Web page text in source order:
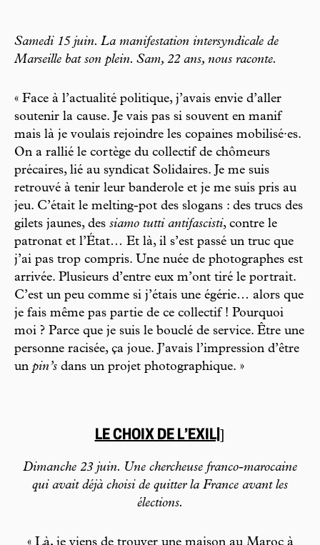
Samedi 15 juin. La manifestation intersyndicale de
Marseille bat son plein. Sam, 22 ans, nous raconte.
« Face à l’actualité politique, j’avais envie d’aller
soutenir la cause. Je vais pas si souvent en manif
mais là je voulais rejoindre les copaines mobilisé·es.
On a rallié le cortège du collectif de chômeurs
précaires, lié au syndicat Solidaires. Je me suis
retrouvé à tenir leur banderole et je me suis pris au
jeu. C’était le melting-pot des slogans : des trucs des
gilets jaunes, des siamo tutti antifascisti, contre le
patronat et l’État… Et là, il s’est passé un truc que
j’ai pas trop compris. Une nuée de photographes est
arrivée. Plusieurs d’entre eux m’ont tiré le portrait.
C’est un peu comme si j’étais une égérie… alors que
je fais même pas partie de ce collectif ! Pourquoi
moi ? Parce que je suis le bouclé de service. Être une
personne racisée, ça joue. J’avais l’impression d’être
un pin’s dans un projet photographique. »
LE CHOIX DE L’EXIL|
Dimanche 23 juin. Une chercheuse franco-marocaine
qui avait déjà choisi de quitter la France avant les
élections.